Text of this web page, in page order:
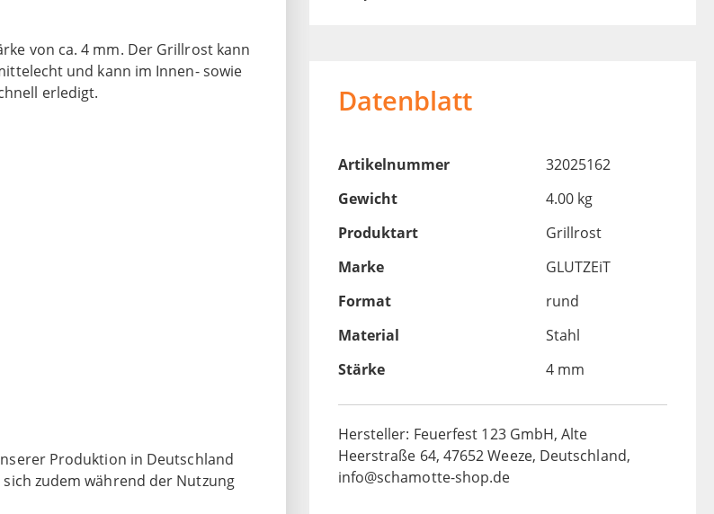
von ca. 4 mm. Der Grillrost kann
und kann im Innen- sowie
erledigt.
Produktion in Deutschland
zudem während der Nutzung
Datenblatt
Artikelnummer
32025162
Gewicht
4.00 kg
Produktart
Grillrost
Marke
GLUTZEiT
Format
rund
Material
Stahl
Stärke
4 mm
Hersteller: Feuerfest 123 GmbH, Alte
Heerstraße 64, 47652 Weeze, Deutschland,
info@schamotte-shop.de